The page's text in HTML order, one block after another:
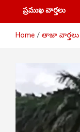
ప్రముఖ వార్తలు
Home తాజా వార్తలు